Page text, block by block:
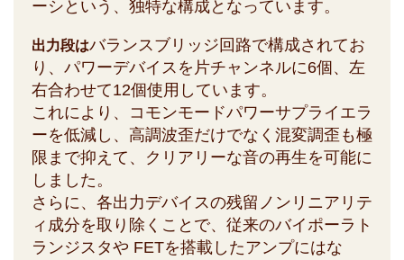
ーシという、独特な構成となっています。
出力段はバランスブリッジ回路で構成されてお
り、パワーデバイスを片チャンネルに6個、左
右合わせて12個使用しています。
これにより、コモンモードパワーサプライエラ
ーを低減し、高調波歪だけでなく混変調歪も極
限まで抑えて、クリアリーな音の再生を可能に
しました。
さらに、各出力デバイスの残留ノンリニアリテ
ィ成分を取り除くことで、従来のバイポーラト
ランジスタや FETを搭載したアンプにはな